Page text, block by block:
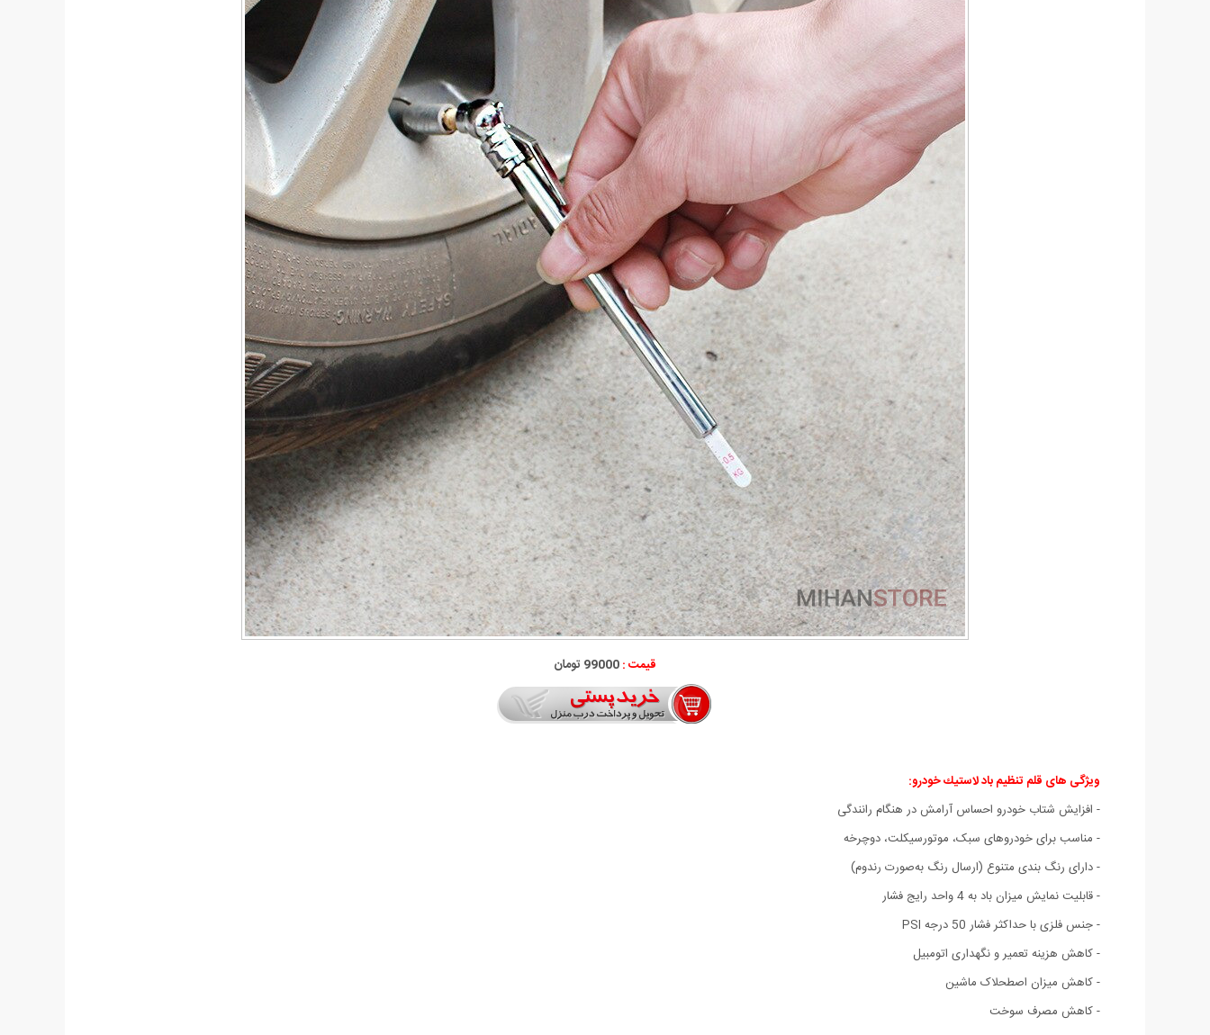
قیمت :99000 تومان
ویژگی های قلم تنظیم باد لاستيك خودرو:
- افزایش شتاب خودرو احساس آرامش در هنگام رانندگی
- مناسب برای خودروهای سبک، موتورسیکلت، دوچرخه
- دارای رنگ بندی متنوع (ارسال رنگ به‌صورت رندوم)
- قابلیت نمایش میزان باد به 4 واحد رایج فشار
- جنس فلزی با حداکثر فشار 50 درجه PSI
- کاهش هزینه تعمیر و نگهداری اتومبیل
- کاهش میزان اصطحلاک ماشین
- کاهش مصرف سوخت